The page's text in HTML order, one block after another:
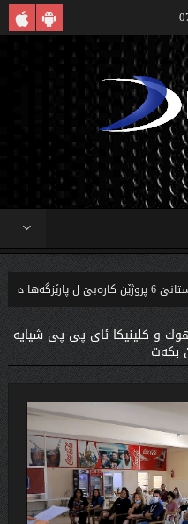
و كلینیكا ئاى پى پى شیایه‌